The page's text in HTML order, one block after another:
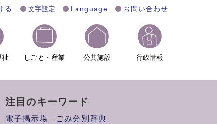
る 文字設定 Language お問い合わせ
祉 しごと・産業 公共施設 行政情報
注目のキーワード
電子掲示場
ごみ分別辞典